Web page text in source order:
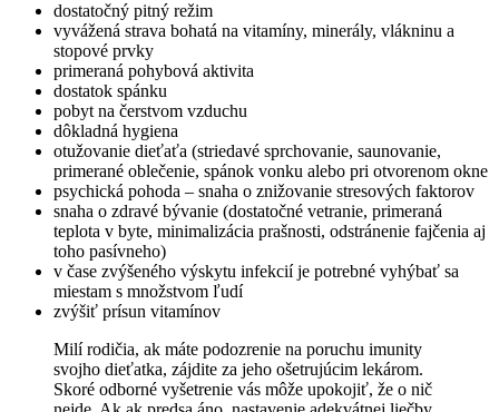
dostatočný pitný režim
vyvážená strava bohatá na vitamíny, minerály, vlákninu a
stopové prvky
primeraná pohybová aktivita
dostatok spánku
pobyt na čerstvom vzduchu
dôkladná hygiena
otužovanie dieťaťa (striedavé sprchovanie, saunovanie,
primerané oblečenie, spánok vonku alebo pri otvorenom okne
psychická pohoda – snaha o znižovanie stresových faktorov
snaha o zdravé bývanie (dostatočné vetranie, primeraná
teplota v byte, minimalizácia prašnosti, odstránenie fajčenia aj
toho pasívneho)
v čase zvýšeného výskytu infekcií je potrebné vyhýbať sa
miestam s množstvom ľudí
zvýšiť prísun vitamínov
Milí rodičia, ak máte podozrenie na poruchu imunity
svojho dieťatka, zájdite za jeho ošetrujúcim lekárom.
Skoré odborné vyšetrenie vás môže upokojiť, že o nič